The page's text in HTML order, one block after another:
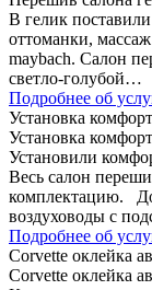
В гелик
оттоманки,
maybach. Салон
светло-голубой…
Подробнее об
Установка
Установка
Установили
Весь салон
комплектацию.
воздуховоды с
Подробнее об
Corvette оклейка
Corvette оклейка